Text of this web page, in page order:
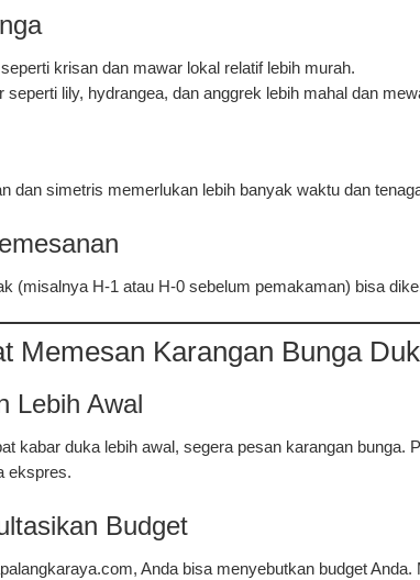
krisan dan mawar lokal relatif lebih murah.
seperti lily, hydrangea, dan anggrek lebih mahal dan
dan simetris memerlukan lebih banyak waktu dan
(misalnya H-1 atau H-0 sebelum pemakaman) bisa
Memesan Karangan Bunga
Lebih Awal
kabar duka lebih awal, segera pesan karangan
ekspres.
Budget
, Anda bisa menyebutkan budget